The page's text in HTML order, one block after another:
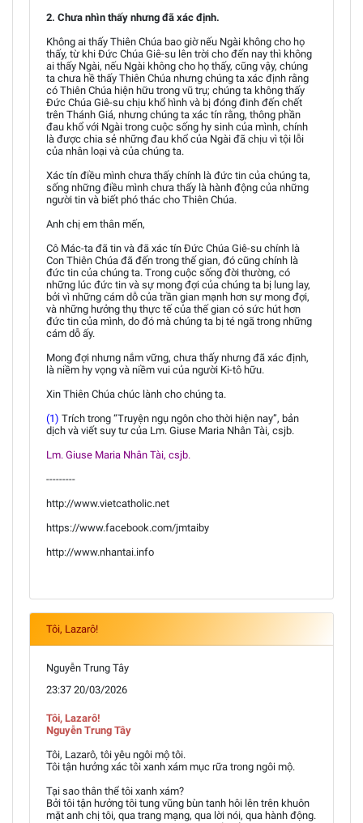
2. Chưa nhìn thấy nhưng đã xác định.
Không ai thấy Thiên Chúa bao giờ nếu Ngài không cho họ
thấy, từ khi Đức Chúa Giê-su lên trời cho đến nay thì không
ai thấy Ngài, nếu Ngài không cho họ thấy, cũng vậy, chúng
ta chưa hề thấy Thiên Chúa nhưng chúng ta xác định rằng
có Thiên Chúa hiện hữu trong vũ trụ; chúng ta không thấy
Đức Chúa Giê-su chịu khổ hình và bị đóng đinh đến chết
trên Thánh Giá, nhưng chúng ta xác tín rằng, thông phần
đau khổ với Ngài trong cuộc sống hy sinh của mình, chính
là được chia sẻ những đau khổ của Ngài đã chịu vì tội lỗi
của nhân loại và của chúng ta.
Xác tín điều mình chưa thấy chính là đức tin của chúng ta,
sống những điều mình chưa thấy là hành động của những
người tin và biết phó thác cho Thiên Chúa.
Anh chị em thân mến,
Cô Mác-ta đã tin và đã xác tín Đức Chúa Giê-su chính là
Con Thiên Chúa đã đến trong thế gian, đó cũng chính là
đức tin của chúng ta. Trong cuộc sống đời thường, có
những lúc đức tin và sự mong đợi của chúng ta bị lung lay,
bởi vì những cám dỗ của trần gian mạnh hơn sự mong đợi,
và những hưởng thụ thực tế của thế gian có sức hút hơn
đức tin của mình, do đó mà chúng ta bị té ngã trong những
cám dỗ ấy.
Mong đợi nhưng nắm vững, chưa thấy nhưng đã xác định,
là niềm hy vọng và niềm vui của người Ki-tô hữu.
Xin Thiên Chúa chúc lành cho chúng ta.
(1) Trích trong “Truyện ngụ ngôn cho thời hiện nay”, bản
dịch và viết suy tư của Lm. Giuse Maria Nhân Tài, csjb.
Lm. Giuse Maria Nhân Tài, csjb.
---------
http://www.vietcatholic.net
https://www.facebook.com/jmtaiby
http://www.nhantai.info
Tôi, Lazarô!
Nguyễn Trung Tây
23:37 20/03/2026
Tôi, Lazarô!
Nguyễn Trung Tây
Tôi, Lazarô, tôi yêu ngôi mộ tôi.
Tôi tận hưởng xác tôi xanh xám mục rữa trong ngôi mộ.
Tại sao thân thể tôi xanh xám?
Bởi tôi tận hưởng tôi tung vũng bùn tanh hôi lên trên khuôn
mặt anh chị tôi, qua trang mạng, qua lời nói, qua hành động.